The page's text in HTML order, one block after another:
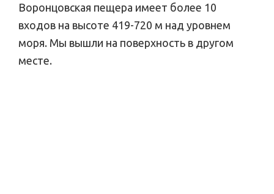
Воронцовская пещера имеет более 10
входов на высоте 419-720 м над уровнем
моря. Мы вышли на поверхность в другом
месте.